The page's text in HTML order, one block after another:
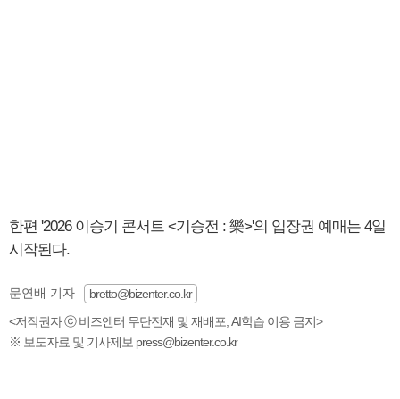
한편 '2026 이승기 콘서트 <기승전 : 樂>'의 입장권 예매는 4일
시작된다.
문연배 기자
bretto@bizenter.co.kr
<저작권자 ⓒ 비즈엔터 무단전재 및 재배포, AI학습 이용 금지>
※ 보도자료 및 기사제보 press@bizenter.co.kr